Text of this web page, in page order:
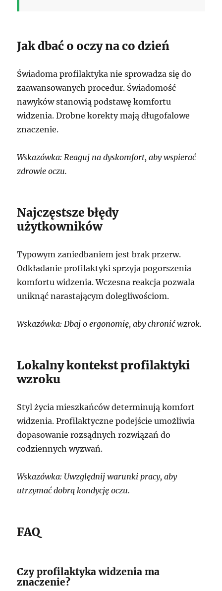
Jak dbać o oczy na co dzień
Świadoma profilaktyka nie sprowadza się do
zaawansowanych procedur. Świadomość
nawyków stanowią podstawę komfortu
widzenia. Drobne korekty mają długofalowe
znaczenie.
Wskazówka: Reaguj na dyskomfort, aby wspierać
zdrowie oczu.
Najczęstsze błędy
użytkowników
Typowym zaniedbaniem jest brak przerw.
Odkładanie profilaktyki sprzyja pogorszenia
komfortu widzenia. Wczesna reakcja pozwala
uniknąć narastającym dolegliwościom.
Wskazówka: Dbaj o ergonomię, aby chronić wzrok.
Lokalny kontekst profilaktyki
wzroku
Styl życia mieszkańców determinują komfort
widzenia. Profilaktyczne podejście umożliwia
dopasowanie rozsądnych rozwiązań do
codziennych wyzwań.
Wskazówka: Uwzględnij warunki pracy, aby
utrzymać dobrą kondycję oczu.
FAQ
Czy profilaktyka widzenia ma
znaczenie?